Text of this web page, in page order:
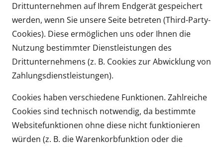
Drittunternehmen auf Ihrem Endgerät gespeichert
werden, wenn Sie unsere Seite betreten (Third-Party-
Cookies). Diese ermöglichen uns oder Ihnen die
Nutzung bestimmter Dienstleistungen des
Drittunternehmens (z. B. Cookies zur Abwicklung von
Zahlungsdienstleistungen).
Cookies haben verschiedene Funktionen. Zahlreiche
Cookies sind technisch notwendig, da bestimmte
Websitefunktionen ohne diese nicht funktionieren
würden (z. B. die Warenkorbfunktion oder die